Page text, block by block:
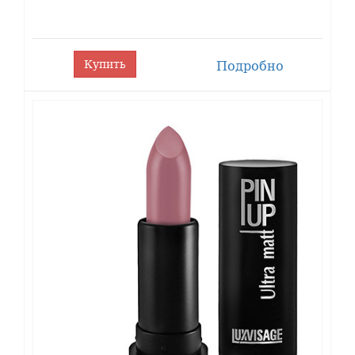
LUXVISAGE представляет помаду PIN
Густая кремовая текстура помады PIN UP
ultra matt равномерно и плотно покрывает
губы, дарит им интенсивный глубокий и
чувственный цвет, подчеркнутый пудровым
финишем. Сферические пудровые
микрочастицы дарят ощущение бархатистой
соблазнительный эффект мягкого фокуса.
Теперь никакой излишней контрастности —
даже самые яркие и темные тона выглядят
мягче и деликатнее.
Купить Подробно